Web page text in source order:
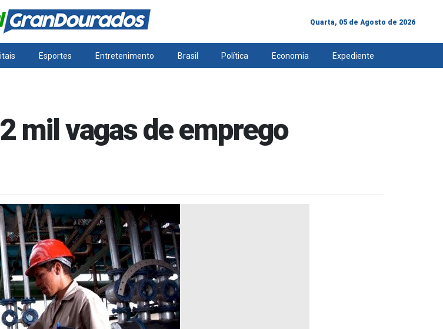
Quarta, 05 de Agosto de 2026
Esportes Entretenimento Brasil Política Economia Expediente
mil vagas de emprego